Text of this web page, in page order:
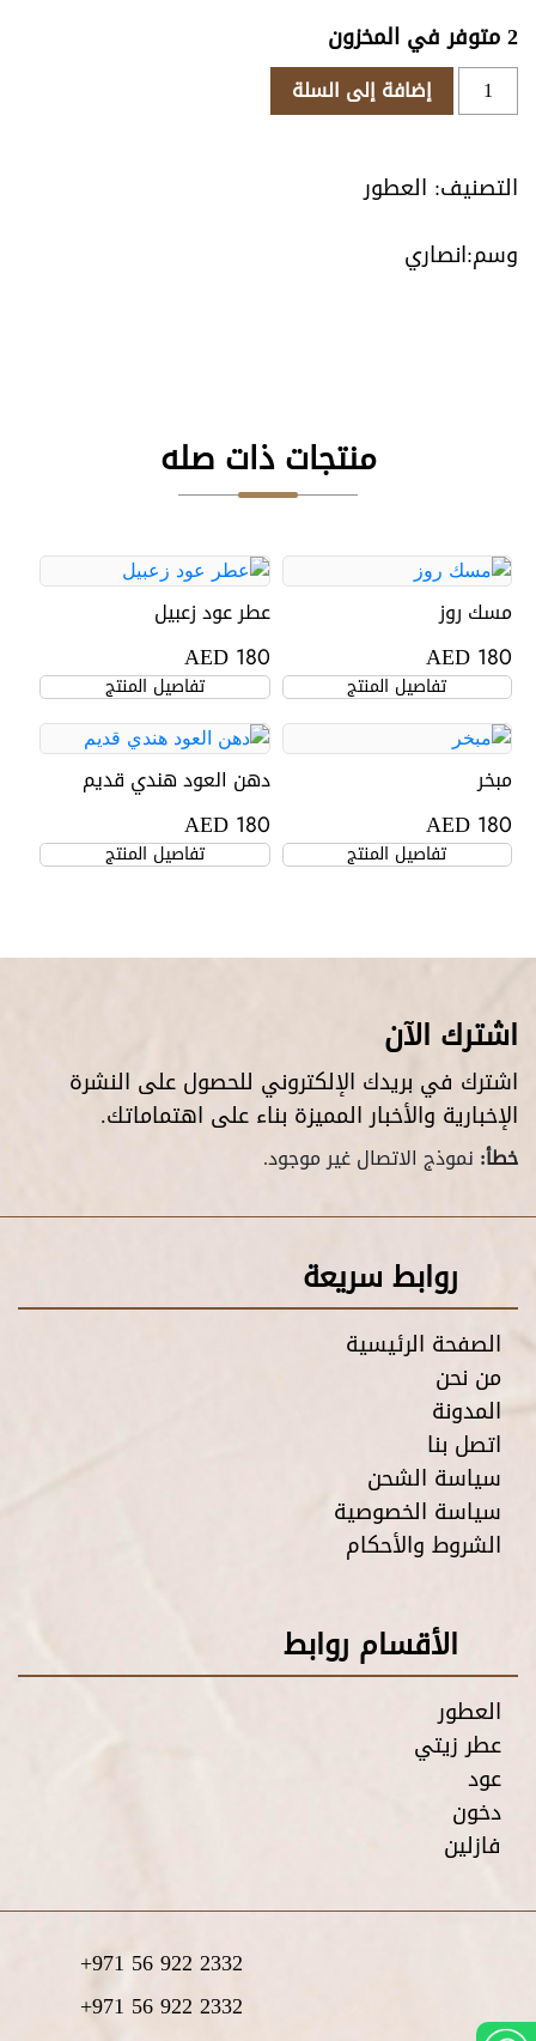
2 متوفر في المخزون
كمية
عطر
إضافة إلى السلة
التصنيف: العطور
انصاري
منتجات ذات صله
مسك روز
AED 180
تفاصيل المنتج
عطر عود زعبيل
AED 180
تفاصيل المنتج
مبخر
AED 180
تفاصيل المنتج
دهن العود هندي قديم
AED 180
تفاصيل المنتج
اشترك الآن
اشترك في بريدك الإلكتروني للحصول على النشرة
الإخبارية والأخبار المميزة بناء على اهتماماتك.
خطأ: نموذج الاتصال غير موجود.
روابط سريعة
الصفحة الرئيسية
من نحن
المدونة
اتصل بنا
سياسة الشحن
سياسة الخصوصية
الشروط والأحكام
الأقسام روابط
العطور
عطر زيتي
عود
دخون
فازلين
+971 56 922 2332
+971 56 922 2332